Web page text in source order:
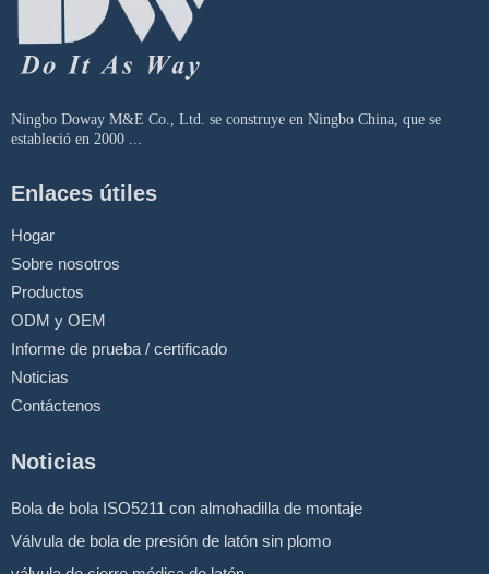
Ningbo Doway M&E Co., Ltd. se construye en Ningbo China, que se
estableció en 2000 ...
Enlaces útiles
Hogar
Sobre nosotros
Productos
ODM y OEM
Informe de prueba / certificado
Noticias
Contáctenos
Noticias
Bola de bola ISO5211 con almohadilla de montaje
Válvula de bola de presión de latón sin plomo